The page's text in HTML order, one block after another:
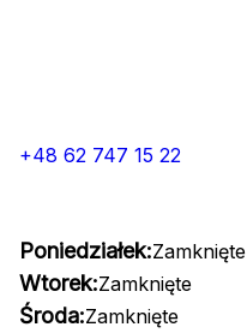
+48 62 747 15 22
Poniedziałek:Zamknięte
Wtorek:Zamknięte
Środa:Zamknięte